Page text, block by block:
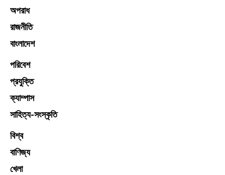
অপরাধ
রাজনীতি
বাংলাদেশ
পরিবেশ
প্রযুক্তি
ক্যাম্পাস
সাহিত্য-সংস্কৃতি
বিশ্ব
বাণিজ্য
খেলা